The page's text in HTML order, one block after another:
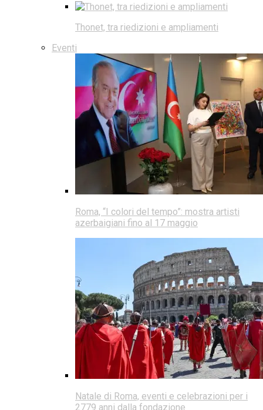
Thonet, tra riedizioni e ampliamenti
Eventi
Roma, “I colori del tempo”: mostra artisti
azerbaigiani fino al 17 maggio
Natale di Roma, eventi e celebrazioni per i
2779 anni dalla fondazione